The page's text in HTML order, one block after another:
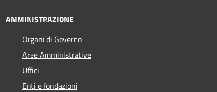
AMMINISTRAZIONE
Organi di Governo
Aree Amministrative
Uffici
Enti e fondazioni